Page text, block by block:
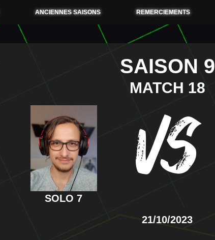
ANCIENNES SAISONS REMERCIEMENTS
SAISON 9
MATCH 18
VS
SOLO 7
21/10/2023